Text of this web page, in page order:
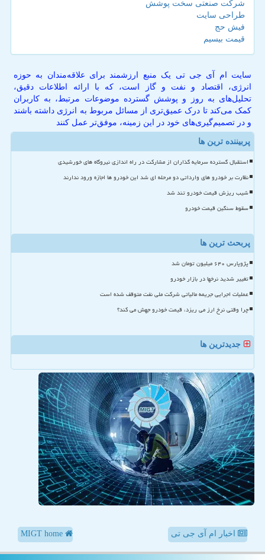
شرکت صنعتی سخت پوشش
طراحی سایت
فیش حج
قیمت بیسیم
سایت ام آی جی تی یک منبع ارزشمند برای علاقه‌مندان به حوزه
انرژی، اقتصاد و نفت و گاز است، که با ارائه اطلاعات دقیق،
تحلیل‌های به روز و پوشش گسترده موضوعات مرتبط، به کاربران
کمک می‌کند تا درک عمیق‌تری از مسائل مربوط به انرژی داشته باشند
و در تصمیم‌گیری‌های خود در این زمینه، موفق‌تر عمل کنند
پربیننده ترین ها
استقبال گسترده سرمایه گذاران از مشارکت در راه اندازی نیروگاه های خورشیدی
نظارت بر خودرو های وارداتی دو مرحله ای شد این خودرو ها اجازه ورود ندارند
شیب ریزش قیمت خودرو تند شد
سقوط سنگین قیمت خودرو
پربحث ترین ها
پژوپارس ۶۴۰ میلیون تومان شد
تغییر شدید نرخها در بازار خودرو
عملیات اجرایی جریمه مالیاتی شرکت ملی نفت متوقف شده است
چرا وقتی نرخ ارز می ریزد، قیمت خودرو جهش می کند؟
جدیدترین ها
اخبار ام آی جی تی